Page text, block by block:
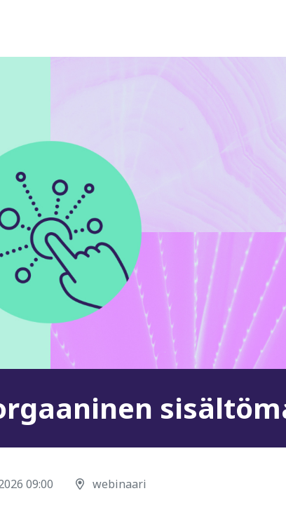
09:00 webinaari